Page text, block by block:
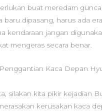
buat meredam
baru dipasang, harus ada era
kendaraan jangan
mengeras secara benar.
Kaca Depan
silakan kita pikir kejadian
kerusakan kaca